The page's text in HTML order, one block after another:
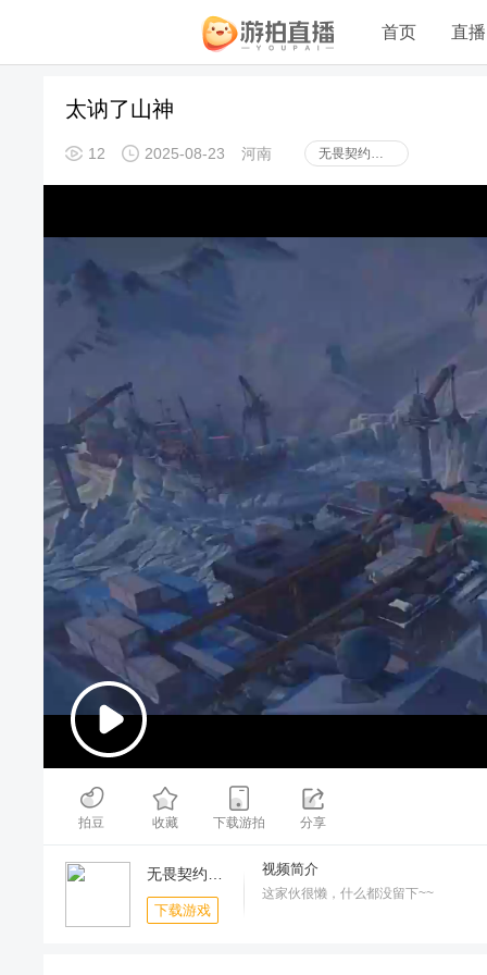
首页 直播
太讷了山神
12 2025-08-23 河南 无畏契约：源能行动
00:00/00:22
拍豆 收藏 下载游拍 分享
下载游戏
视频简介
这家伙很懒，什么都没留下~~